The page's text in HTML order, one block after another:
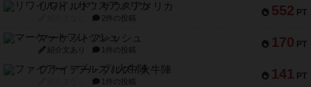
552 PT
リワイルド：サウスアメリカ
2件の投稿
170 PT
マーケットフレッシュ
紹介文あり 1件の投稿
141 PT
ファイアー・ブルズ / 火牛陣
1件の投稿